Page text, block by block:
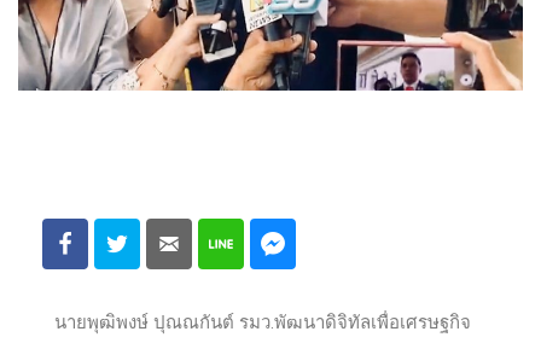
นายพุฒิพงษ์ ปุณณกันต์ รมว.พัฒนาดิจิทัลเพื่อเศรษฐกิจ